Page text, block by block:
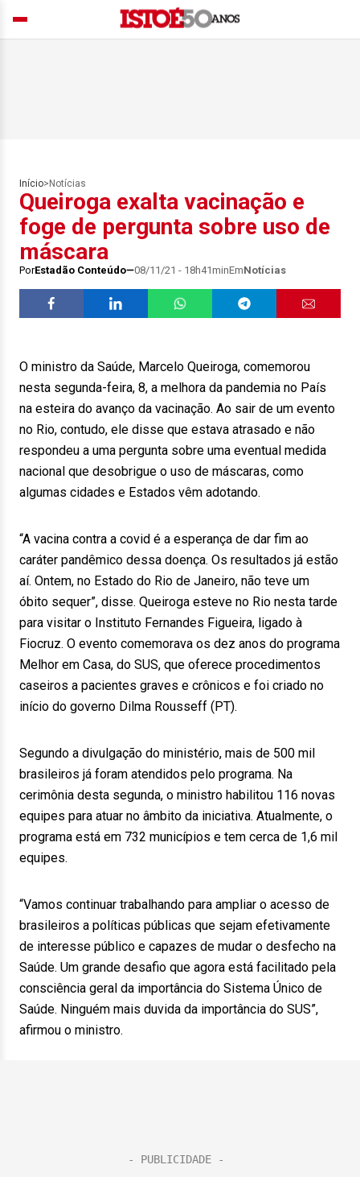
Início> Notícias
Queiroga exalta vacinação e
foge de pergunta sobre uso de
máscara
PorEstadão Conteúdo 08/11/21 - 18h41minEmNotícias
O ministro da Saúde, Marcelo Queiroga, comemorou
nesta segunda-feira, 8, a melhora da pandemia no País
na esteira do avanço da vacinação. Ao sair de um evento
no Rio, contudo, ele disse que estava atrasado e não
respondeu a uma pergunta sobre uma eventual medida
nacional que desobrigue o uso de máscaras, como
algumas cidades e Estados vêm adotando.
“A vacina contra a covid é a esperança de dar fim ao
caráter pandêmico dessa doença. Os resultados já estão
aí. Ontem, no Estado do Rio de Janeiro, não teve um
óbito sequer”, disse. Queiroga esteve no Rio nesta tarde
para visitar o Instituto Fernandes Figueira, ligado à
Fiocruz. O evento comemorava os dez anos do programa
Melhor em Casa, do SUS, que oferece procedimentos
caseiros a pacientes graves e crônicos e foi criado no
início do governo Dilma Rousseff (PT).
Segundo a divulgação do ministério, mais de 500 mil
brasileiros já foram atendidos pelo programa. Na
cerimônia desta segunda, o ministro habilitou 116 novas
equipes para atuar no âmbito da iniciativa. Atualmente, o
programa está em 732 municípios e tem cerca de 1,6 mil
equipes.
“Vamos continuar trabalhando para ampliar o acesso de
brasileiros a políticas públicas que sejam efetivamente
de interesse público e capazes de mudar o desfecho na
Saúde. Um grande desafio que agora está facilitado pela
consciência geral da importância do Sistema Único de
Saúde. Ninguém mais duvida da importância do SUS”,
afirmou o ministro.